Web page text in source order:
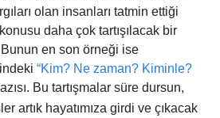
olan insanları tatmin ettiği
daha çok tartışılacak bir
en son örneği ise
“Kim? Ne zaman? Kiminle?
Bu tartışmalar süre dursun,
artık hayatımıza girdi ve çıkacak